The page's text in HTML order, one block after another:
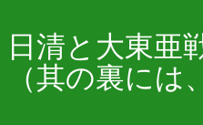
日清と大東亜
（其の裏に